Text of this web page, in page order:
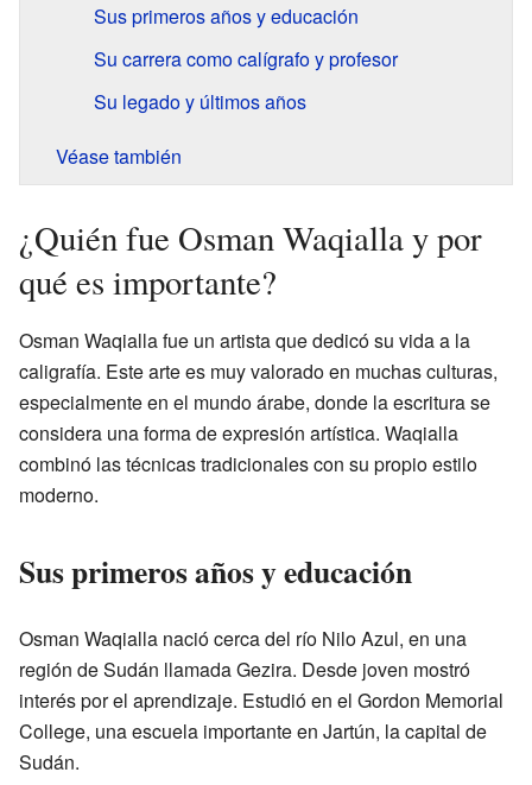
Sus primeros años y educación
Su carrera como calígrafo y profesor
Su legado y últimos años
Véase también
¿Quién fue Osman Waqialla y por
qué es importante?
Osman Waqialla fue un artista que dedicó su vida a la
caligrafía. Este arte es muy valorado en muchas culturas,
especialmente en el mundo árabe, donde la escritura se
considera una forma de expresión artística. Waqialla
combinó las técnicas tradicionales con su propio estilo
moderno.
Sus primeros años y educación
Osman Waqialla nació cerca del río Nilo Azul, en una
región de Sudán llamada Gezira. Desde joven mostró
interés por el aprendizaje. Estudió en el Gordon Memorial
College, una escuela importante en Jartún, la capital de
Sudán.